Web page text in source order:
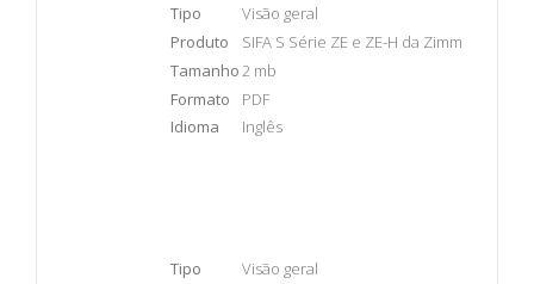
Tipo
Visão geral
Produto
SIFA S Série ZE e ZE-H da Zimm
Tamanho2 mb
Formato
PDF
Idioma
Inglês
Tipo
Visão geral